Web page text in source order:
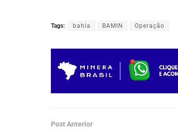
Tags: bahia BAMIN Operação
Post Anterior